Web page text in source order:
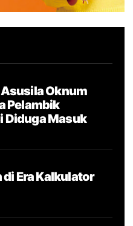
Oknum
Pelambik
Diduga Masuk
di Era Kalkulator